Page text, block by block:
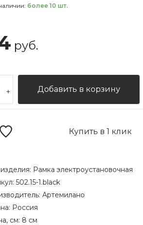
более 10 шт.
руб.
+ Добавить в корзину
Купить в 1 клик
Рамка электроустановочная
502.15-1.black
Артемилано
Россия
см: 8 см